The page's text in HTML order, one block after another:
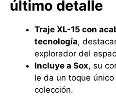
último detalle
Traje XL-15 con
tecnología,
explorador del
Incluye a Sox, su
le da un toque
colección.